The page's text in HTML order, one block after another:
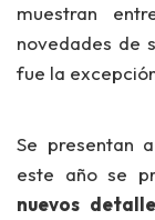
muestran
novedades de
fue la
Se presentan
este año se
nuevos